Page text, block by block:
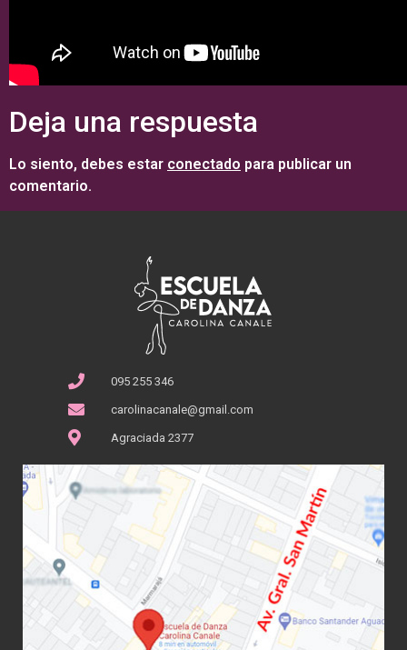
Deja una respuesta
Lo siento, debes estar conectado para publicar un
comentario.
095 255 346
carolinacanale@gmail.com
Agraciada 2377